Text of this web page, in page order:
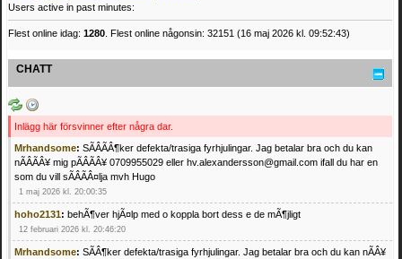
Users active in past minutes:
Flest online idag: 1280 . Flest online någonsin: 32151 (16 maj 2026 kl. 09:52:43)
CHATT
Inlägg här försvinner efter några dar.
Mrhandsome: SÃÂÃÂ¶ker defekta/trasiga fyrhjulingar. Jag betalar bra och du kan
nÃÂÃÂ¥ mig pÃÂÃÂ¥ 0709955029 eller hv.alexandersson@gmail.com ifall du har en
som du vill sÃÂÃÂ¤lja mvh Hugo
1 maj 2026 kl. 20:00:35
hoho2131: behÃ¶ver hjÃ¤lp med o koppla bort dess e de mÃ¶jligt
12 februari 2026 kl. 20:46:20
Mrhandsome: SÃÂ¶ker defekta/trasiga fyrhjulingar. Jag betalar bra och du kan nÃÂ¥